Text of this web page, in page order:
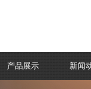
产品展示 新闻